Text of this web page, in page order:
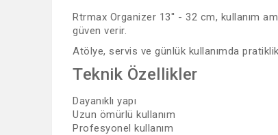
Rtrmax Organizer 13'' - 32 cm, kullanım
güven verir.
Atölye, servis ve günlük kullanımda
Teknik Özellikler
Dayanıklı yapı
Uzun ömürlü kullanım
Profesyonel kullanım